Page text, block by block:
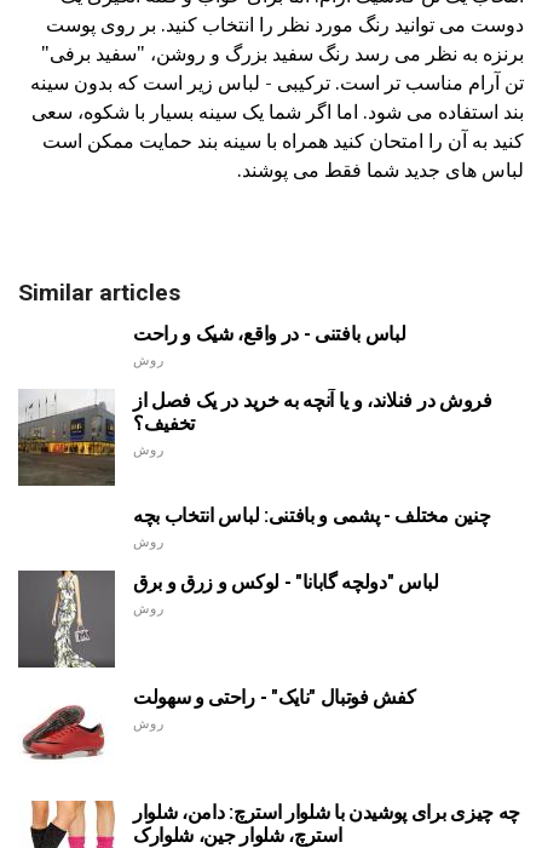
دوست می توانید رنگ مورد نظر را انتخاب کنید. بر روی پوست
برنزه به نظر می رسد رنگ سفید بزرگ و روشن، "سفید برفی"
تن آرام مناسب تر است. ترکیبی - لباس زیر است که بدون سینه
بند استفاده می شود. اما اگر شما یک سینه بسیار با شکوه، سعی
کنید به آن را امتحان کنید همراه با سینه بند حمایت ممکن است
لباس های جدید شما فقط می پوشند.
Similar articles
لباس بافتنی - در واقع، شیک و راحت
روش
فروش در فنلاند، و یا آنچه به خرید در یک فصل از
تخفیف؟
روش
چنین مختلف - پشمی و بافتنی: لباس انتخاب بچه
روش
لباس "دولچه گابانا" - لوکس و زرق و برق
روش
کفش فوتبال "نایک" - راحتی و سهولت
روش
چه چیزی برای پوشیدن با شلوار استرچ: دامن، شلوار
استرچ، شلوار جین، شلوارک